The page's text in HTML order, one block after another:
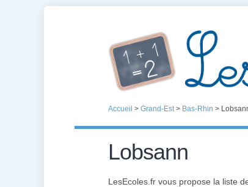
Accueil > Grand-Est> Bas-Rhin >
Lobsann
LesEcoles.fr vous propose la liste